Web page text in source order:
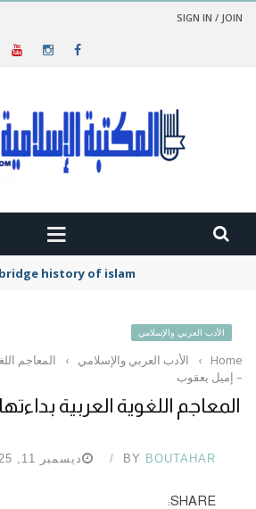
SIGN IN / JOIN
history of islam
الأدب العربي والإسلامي
Home
› الأدب العربي والإسلامي ›
المعاجم
– إميل يعقوب
المعاجم اللغوية العربية
BY BOUTAHAR ديسمبر 11, 2025
SHARE: